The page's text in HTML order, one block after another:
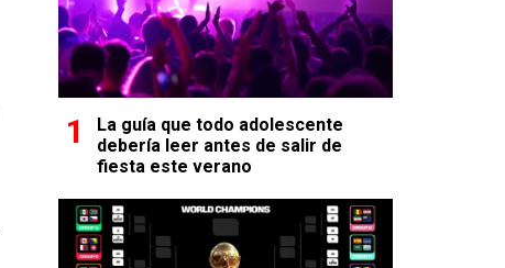
La guía que todo adolescente
debería leer antes de salir de
fiesta este verano